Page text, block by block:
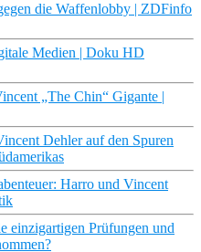
die Waffenlobby | ZDFinfo
Medien | Doku HD
„The Chin“ Gigante |
Dehler auf den Spuren
Harro und Vincent
einzigartigen Prüfungen und